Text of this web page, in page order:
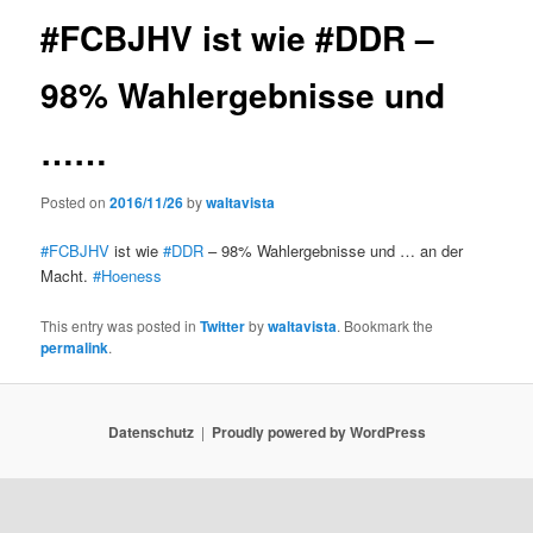
#FCBJHV ist wie #DDR –
98% Wahlergebnisse und
……
Posted on2016/11/26bywaltavista
#FCBJHV ist wie#DDR – 98% Wahlergebnisse und … an der
Macht.#Hoeness
This entry was posted inTwitterbywaltavista. Bookmark the
permalink.
Datenschutz Proudly powered by WordPress